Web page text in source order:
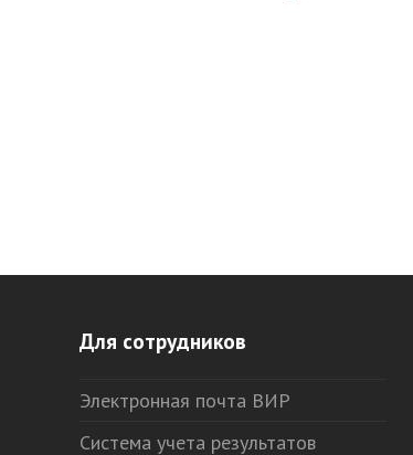
Для сотрудников
Электронная почта ВИР
Система учета результатов